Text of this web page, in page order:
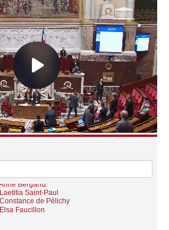
Autres
IMMÉDIATES AUX
TROUBLANT L'ORDRE PUBLIC
de séance
ministre
rapporteur cion lois
rapporteur cion lois
préalable
de vote
Taverne
Capdevielle
Lucas-Lundy
Bergantz
Saint-Paul
de Pélichy
Faucillon